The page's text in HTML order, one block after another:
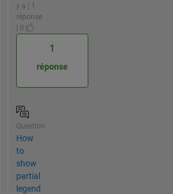
y a | 1
réponse
| 0
1
réponse
Question
How
to
show
partial
legend